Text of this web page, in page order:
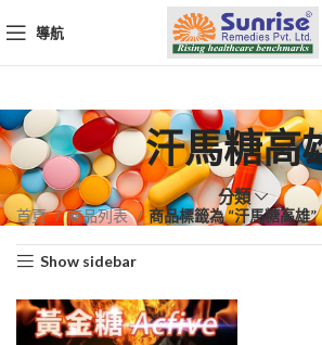
導航
汗馬糖高
分類
首頁 商品列表 商品標籤為 “汗馬糖高雄”
Show sidebar